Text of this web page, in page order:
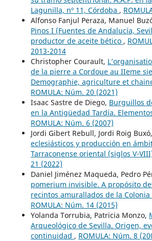
Lagunilla, nº 11, Córdoba ,
Alfonso Fanjul Peraza, Manuel
Pinos I (Fuentes de Andalucía,
productor de aceite bético ,
2013-2014
Christopher Courault,
de la pierre a Cordoue au IIeme
Demographie, agriculture et
ROMULA: Núm. 20 (2021)
Isaac Sastre de Diego, Burguillos
en la Antigüedad Tardía.
ROMULA: Núm. 6 (2007)
Jordi Gibert Rebull, Jordi Roig Buxó,
eclesiásticos y producción en
Tarraconense oriental (siglos V-
21 (2022)
Daniel Jiménez Maqueda, Pedro
pomerium invisible. A propósito
recintos amurallados de la Colonia
ROMULA: Núm. 14 (2015)
Yolanda Torrubia, Patricia Monzo,
Arqueológico de Sevilla. Origen,
continuidad , ROMULA: Núm. 8